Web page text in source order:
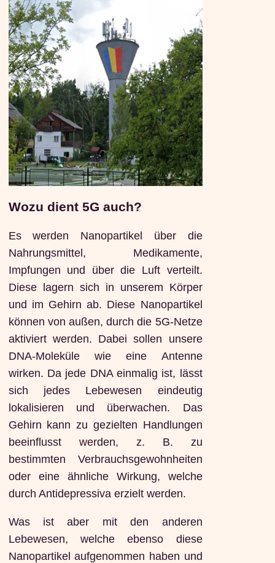
Wozu dient 5G auch?
Es werden Nanopartikel über die
Nahrungsmittel, Medikamente,
Impfungen und über die Luft verteilt.
Diese lagern sich in unserem Körper
und im Gehirn ab. Diese Nanopartikel
können von außen, durch die 5G-Netze
aktiviert werden. Dabei sollen unsere
DNA-Moleküle wie eine Antenne
wirken. Da jede DNA einmalig ist, lässt
sich jedes Lebewesen eindeutig
lokalisieren und überwachen. Das
Gehirn kann zu gezielten Handlungen
beeinflusst werden, z. B. zu
bestimmten Verbrauchsgewohnheiten
oder eine ähnliche Wirkung, welche
durch Antidepressiva erzielt werden.
Was ist aber mit den anderen
Lebewesen, welche ebenso diese
Nanopartikel aufgenommen haben und